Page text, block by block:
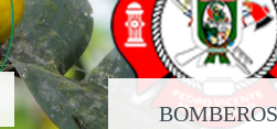
BOMBEROS